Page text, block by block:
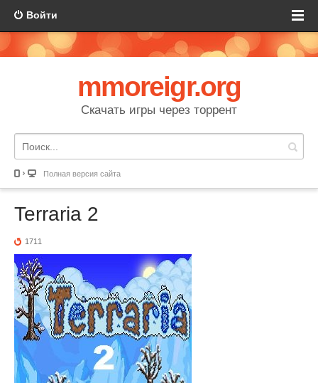
Войти
mmoreigr.org
Скачать игры через торрент
Полная версия сайта
Terraria 2
1711